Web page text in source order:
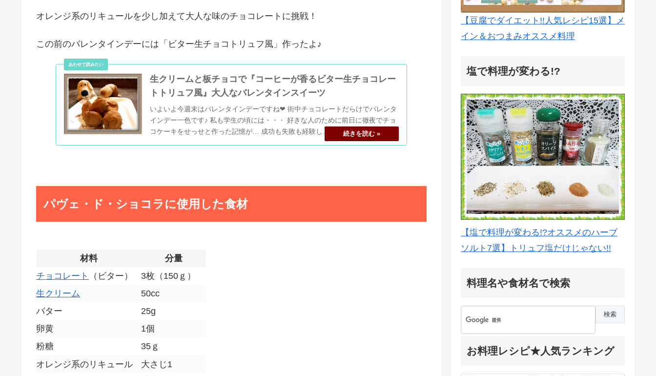
オレンジ系のリキュールを少し加えて大人な味のチョコレートに挑戦！
この前のバレンタインデーには「ビター生チョコトリュフ風」作ったよ♪
生クリームと板チョコで『コーヒーが香るビター生チョコレー
トトリュフ風』大人なバレンタインスイーツ
いよいよ今週末はバレンタインデーですね❤ 街中チョコレートだらけでバレンタ
インデー一色です♪ 私も学生の頃には・・・ 好きな人のために前日に徹夜でチョ
コケーキをせっせと作った記憶が… 成功も失敗も経験し… 作った後のキッチン
パヴェ・ド・ショコラに使用した食材
材料
分量
チョコレート
（ビター）
3枚（150ｇ）
生クリーム
50cc
バター
25g
卵黄
1個
粉糖
35ｇ
オレンジ系のリキュール
大さじ1
【豆腐でダイエット!!人気レシピ15選】メ
イン＆おつまみオススメ料理
塩で料理が変わる!?
【塩で料理が変わる!?オススメのハーブ
ソルト7選】トリュフ塩だけじゃない!!
料理名や食材名で検索
お料理レシピ★人気ランキング